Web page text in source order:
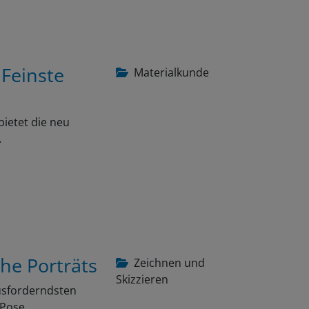
Materialkunde
die neu
Zeichnen und
Skizzieren
Porträts